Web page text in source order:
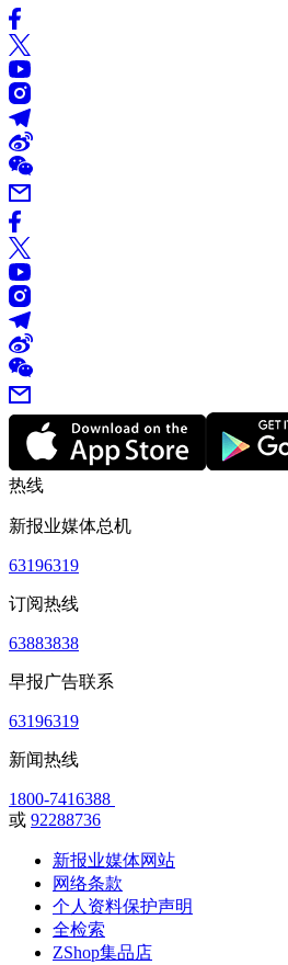
热线
新报业媒体总机
63196319
订阅热线
63883838
早报广告联系
63196319
新闻热线
1800-7416388
或 92288736
新报业媒体网站
网络条款
个人资料保护声明
全检索
ZShop集品店